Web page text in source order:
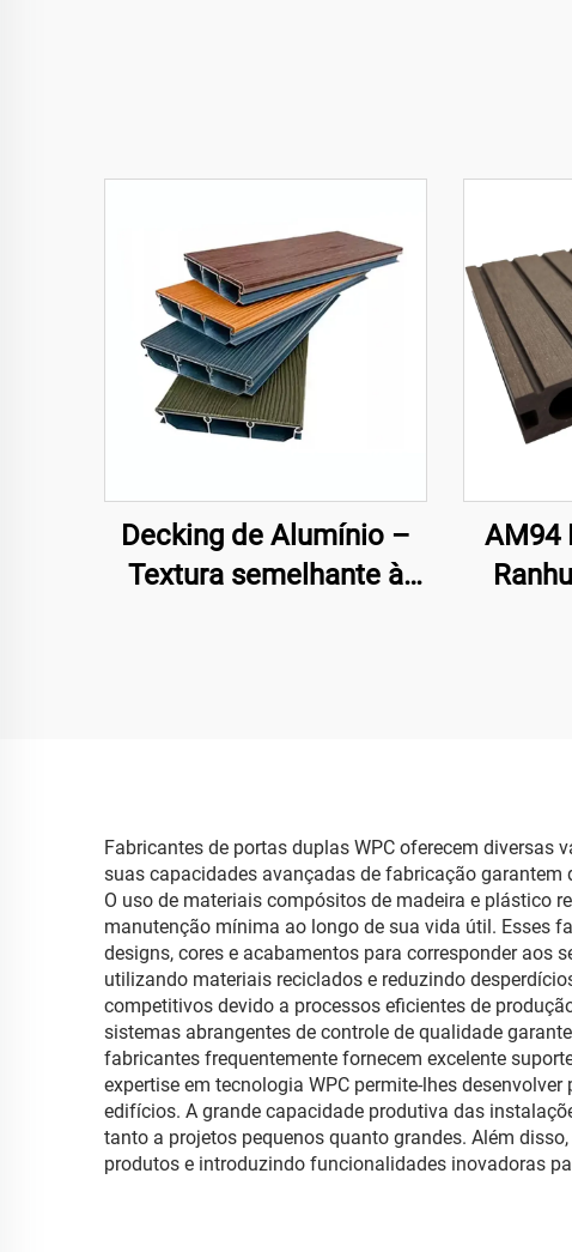
Decking de Alumínio –
Textura semelhante à
AM94
Fabricantes de portas duplas WPC oferecem diversas
suas capacidades avançadas de fabricação
O uso de materiais compósitos de madeira e plástico
manutenção mínima ao longo de sua vida útil. Esses
designs, cores e acabamentos para corresponder aos
utilizando materiais reciclados e reduzindo
competitivos devido a processos eficientes de
sistemas abrangentes de controle de qualidade
fabricantes frequentemente fornecem excelente
expertise em tecnologia WPC permite-lhes
edifícios. A grande capacidade produtiva das
tanto a projetos pequenos quanto grandes. Além
produtos e introduzindo funcionalidades inovadoras